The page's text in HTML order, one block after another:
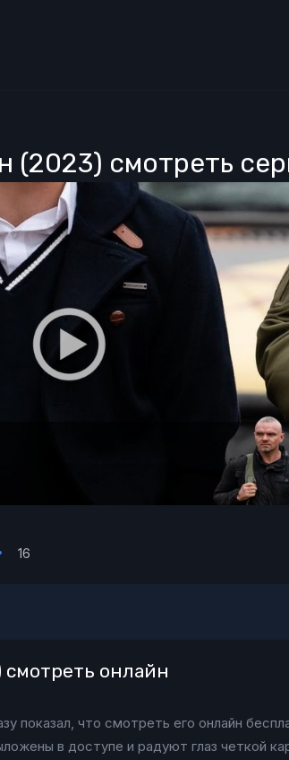
(2023) смотреть
16
онлайн
показал, что смотреть его онлайн
в доступе и радуют глаз четкой